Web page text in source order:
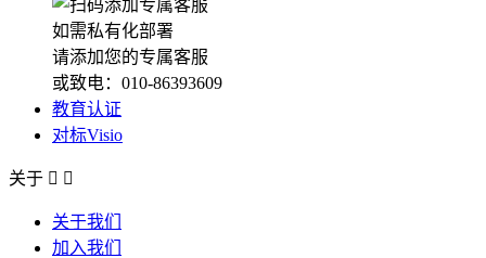
如需私有化部署
请添加您的专属客服
或致电：010-86393609
教育认证
对标Visio
关于  
关于我们
加入我们